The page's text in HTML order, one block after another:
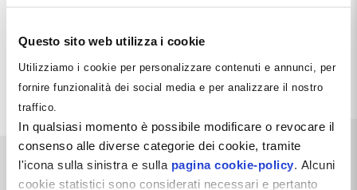
Questo sito web utilizza i cookie
Utilizziamo i cookie per personalizzare contenuti e annunci, per
fornire funzionalità dei social media e per analizzare il nostro
traffico.
In qualsiasi momento è possibile modificare o revocare il
consenso alle diverse categorie dei cookie, tramite
l'icona sulla sinistra e sulla pagina cookie-policy . Alcuni
cookie statistici sono considerati necessari e pertanto
guida pratica per il settore dentale.
Leggi tutto